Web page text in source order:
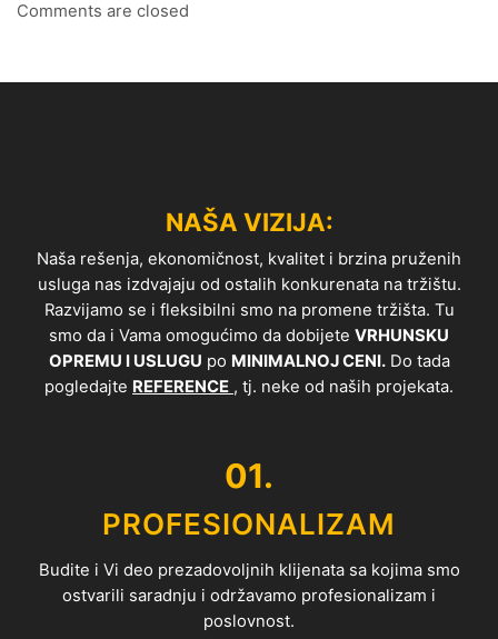
Comments are closed
NAŠA VIZIJA:
Naša rešenja, ekonomičnost, kvalitet i brzina pruženih
usluga nas izdvajaju od ostalih konkurenata na tržištu.
Razvijamo se i fleksibilni smo na promene tržišta. Tu
smo da i Vama omogućimo da dobijete VRHUNSKU
OPREMU I USLUGU po MINIMALNOJ CENI.Do tada
pogledajte REFERENCE , tj. neke od naših projekata.
01.
PROFESIONALIZAM
Budite i Vi deo prezadovoljnih klijenata sa kojima smo
ostvarili saradnju i održavamo profesionalizam i
poslovnost.